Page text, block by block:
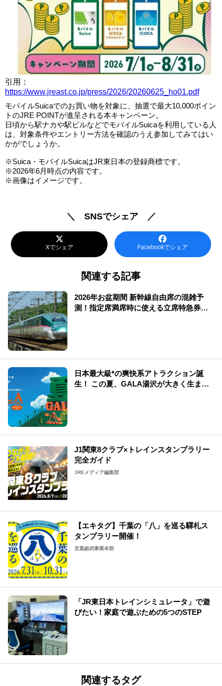
引用：
https://www.jreast.co.jp/press/2026/20260625_ho01.pdf
モバイルSuicaでのお買い物を対象に、抽選で最大10,000ポイン
トのJRE POINTが進呈される本キャンペーン。
日頃から駅ナカや駅ビルなどでモバイルSuicaを利用している人
は、対象条件やエントリー方法を確認のうえ参加してみてはい
かがでしょうか。
※Suica・モバイルSuicaはJR東日本の登録商標です。
※2026年6月時点の内容です。
※画像はイメージです。
＼ SNSでシェア ／
Xでシェア Facebookでシェア
関連する記事
2026年お盆期間 新幹線自由席の混雑予
測！指定席満席時に使える立席特急券も
日本最大級*の爽快系アトラクション誕
生！ この夏、GALA湯沢が大きく生まれ
J1関東8クラブ×トレインスタンプラリー
完全ガイド
JREメディア編集部
【エキタグ】千葉の「八」を巡る驛札ス
タンプラリー開催！
京葉総武事業本部
「JR東日本トレインシミュレータ」で遊
びたい！家庭で遊ぶための5つのSTEP
関連するタグ